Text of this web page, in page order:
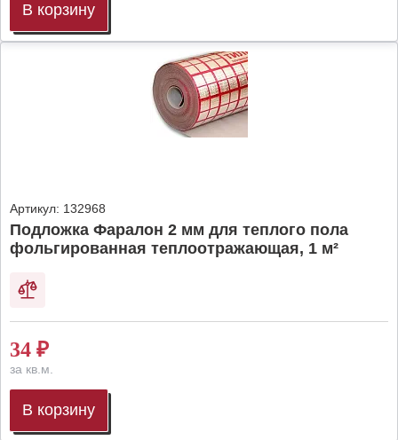
В корзину
Артикул: 132968
Подложка Фаралон 2 мм для теплого пола
фольгированная теплоотражающая, 1 м²
34 ₽
за кв.м.
В корзину